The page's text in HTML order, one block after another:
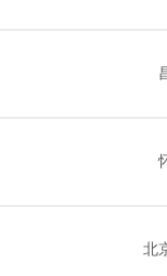
北